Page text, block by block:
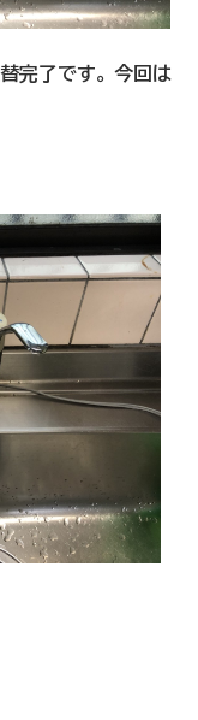
完了です。 今回は